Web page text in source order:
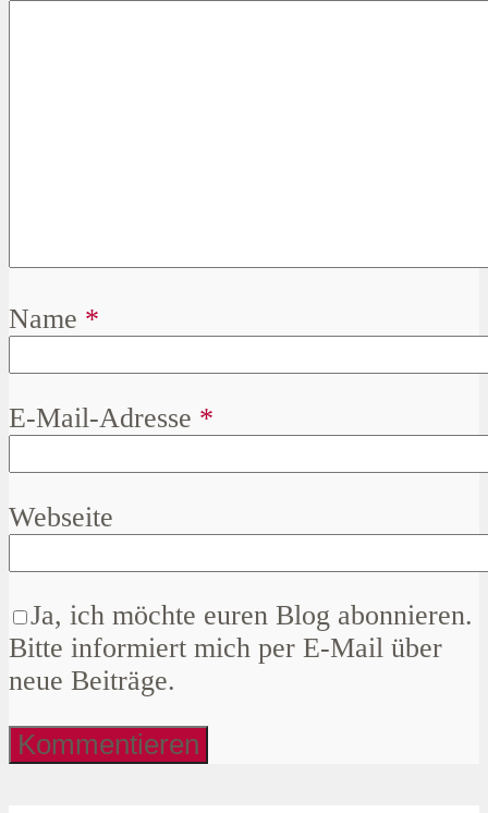
Name *
E-Mail-Adresse *
Webseite
Ja, ich möchte euren Blog abonnieren.
Bitte informiert mich per E-Mail über
neue Beiträge.